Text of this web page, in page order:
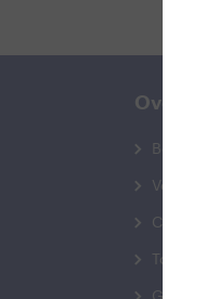
Over
Contact